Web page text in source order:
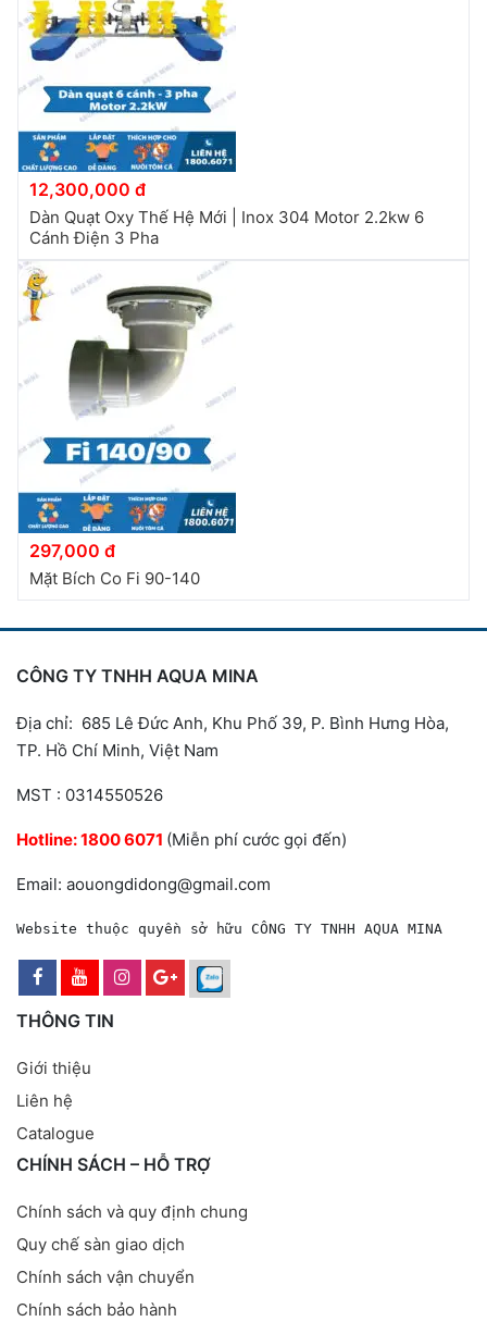
12,300,000 đ
Dàn Quạt Oxy Thế Hệ Mới | Inox 304 Motor 2.2kw 6
Cánh Điện 3 Pha
297,000 đ
Mặt Bích Co Fi 90-140
CÔNG TY TNHH AQUA MINA
Địa chỉ: 685 Lê Đức Anh, Khu Phố 39, P. Bình Hưng Hòa,
TP. Hồ Chí Minh, Việt Nam
MST : 0314550526
Hotline:1800 6071 (Miễn phí cước gọi đến)
Email: aouongdidong@gmail.com
Website thuộc quyền sở hữu CÔNG TY TNHH AQUA MINA
THÔNG TIN
Giới thiệu
Liên hệ
Catalogue
CHÍNH SÁCH – HỖ TRỢ
Chính sách và quy định chung
Quy chế sàn giao dịch
Chính sách vận chuyển
Chính sách bảo hành